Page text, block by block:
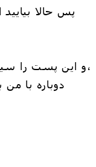
پس حالا
و این پست را سیو کنید تا هر وقت دلتان خواست،
دوباره با